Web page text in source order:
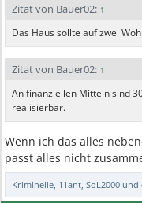
Zitat von Bauer02: ↑
Das Haus sollte auf zwei
Zitat von Bauer02: ↑
An finanziellen Mitteln sind
realisierbar.
Wenn ich das alles
passt alles nicht
Kriminelle, 11ant, SoL2000 und